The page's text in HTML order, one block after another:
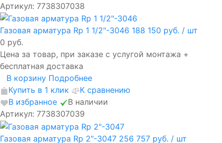
Артикул: 7738307038
Газовая арматура Rp 1 1/2"-3046 188 150 руб. / шт
0 руб.
Цена за товар, при заказе с услугой монтажа +
бесплатная доставка
В корзину Подробнее
Купить в 1 клик
К сравнению
В избранное
В наличии
Артикул: 7738307039
Газовая арматура Rp 2"-3047 256 757 руб. / шт